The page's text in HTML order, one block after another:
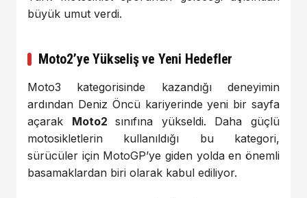
büyük umut verdi.
Moto2’ye Yükseliş ve Yeni Hedefler
Moto3 kategorisinde kazandığı deneyimin
ardından Deniz Öncü kariyerinde yeni bir sayfa
açarak Moto2sınıfına yükseldi. Daha güçlü
motosikletlerin kullanıldığı bu kategori,
sürücüler için MotoGP’ye giden yolda en önemli
basamaklardan biri olarak kabul ediliyor.